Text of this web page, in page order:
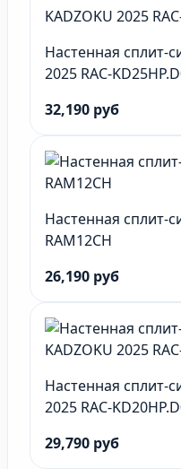
Настенная сплит-
2025 RAC-
32,190 руб
Настенная сплит-
RAM12CH
26,190 руб
Настенная сплит-
2025 RAC-
29,790 руб